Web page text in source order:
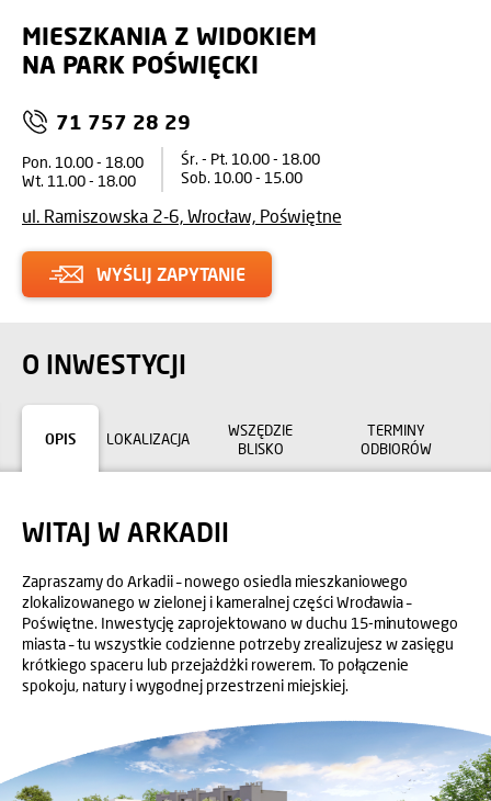
MIESZKANIA Z WIDOKIEM
NA PARK POŚWIĘCKI
71 757 28 29
Pon. 10.00 - 18.00
Wt. 11.00 - 18.00
Śr. - Pt. 10.00 - 18.00
Sob. 10.00 - 15.00
ul. Ramiszowska 2-6, Wrocław, Poświętne
WYŚLIJ ZAPYTANIE
O INWESTYCJI
OPIS LOKALIZACJA
WSZĘDZIE
BLISKO
TERMINY
ODBIORÓW
WITAJ W ARKADII
Zapraszamy do Arkadii – nowego osiedla mieszkaniowego
zlokalizowanego w zielonej i kameralnej części Wrocławia –
Poświętne. Inwestycję zaprojektowano w duchu 15-minutowego
miasta – tu wszystkie codzienne potrzeby zrealizujesz w zasięgu
krótkiego spaceru lub przejażdżki rowerem. To połączenie
spokoju, natury i wygodnej przestrzeni miejskiej.